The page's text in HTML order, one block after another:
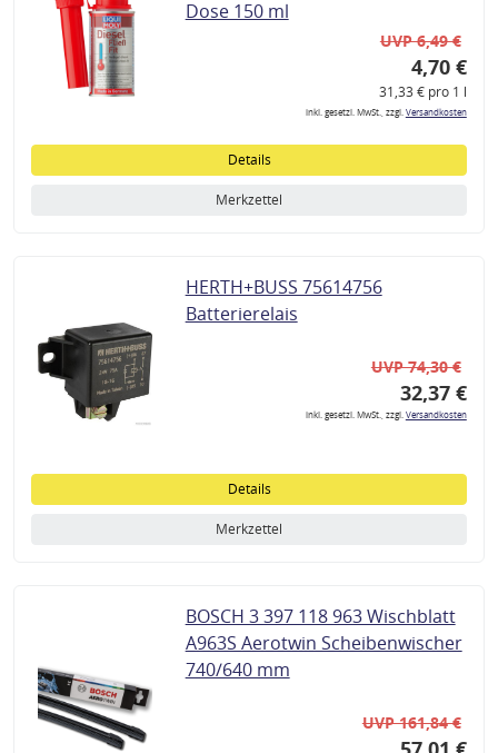
Dose 150 ml
UVP 6,49 €
4,70 €
31,33 € pro 1 l
inkl. gesetzl. MwSt., zzgl.Versandkosten
Details
Merkzettel
HERTH+BUSS 75614756
Batterierelais
UVP 74,30 €
32,37 €
inkl. gesetzl. MwSt., zzgl.Versandkosten
Details
Merkzettel
BOSCH 3 397 118 963 Wischblatt
A963S Aerotwin Scheibenwischer
740/640 mm
UVP 161,84 €